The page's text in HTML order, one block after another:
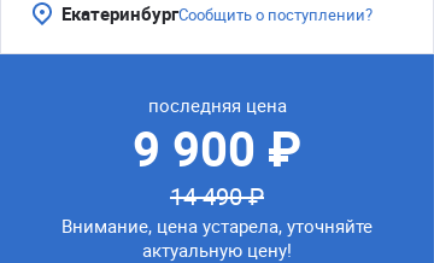
ЕкатеринбургСообщить о поступлении?
последняя цена
9 900 ₽
14 490 ₽
Внимание, цена устарела, уточняйте
актуальную цену!